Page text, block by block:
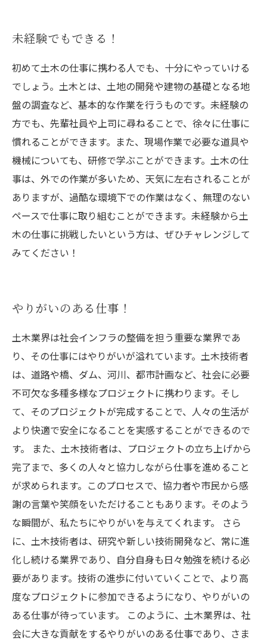
未経験でもできる！
初めて土木の仕事に携わる人でも、十分にやっていける
でしょう。土木とは、土地の開発や建物の基礎となる地
盤の調査など、基本的な作業を行うものです。未経験の
方でも、先輩社員や上司に尋ねることで、徐々に仕事に
慣れることができます。また、現場作業で必要な道具や
機械についても、研修で学ぶことができます。土木の仕
事は、外での作業が多いため、天気に左右されることが
ありますが、過酷な環境下での作業はなく、無理のない
ペースで仕事に取り組むことができます。未経験から土
木の仕事に挑戦したいという方は、ぜひチャレンジして
みてください！
やりがいのある仕事！
土木業界は社会インフラの整備を担う重要な業界であ
り、その仕事にはやりがいが溢れています。土木技術者
は、道路や橋、ダム、河川、都市計画など、社会に必要
不可欠な多種多様なプロジェクトに携わります。そし
て、そのプロジェクトが完成することで、人々の生活が
より快適で安全になることを実感することができるので
す。 また、土木技術者は、プロジェクトの立ち上げから
完了まで、多くの人々と協力しながら仕事を進めること
が求められます。このプロセスで、協力者や市民から感
謝の言葉や笑顔をいただけることもあります。そのよう
な瞬間が、私たちにやりがいを与えてくれます。 さら
に、土木技術者は、研究や新しい技術開発など、常に進
化し続ける業界であり、自分自身も日々勉強を続ける必
要があります。技術の進歩に付いていくことで、より高
度なプロジェクトに参加できるようになり、やりがいの
ある仕事が待っています。 このように、土木業界は、社
会に大きな貢献をするやりがいのある仕事であり、さま